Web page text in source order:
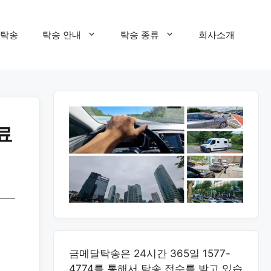
송 탁송 안내 탁송 종류 회사소개
금메달탁송은 24시간 365일 1577-